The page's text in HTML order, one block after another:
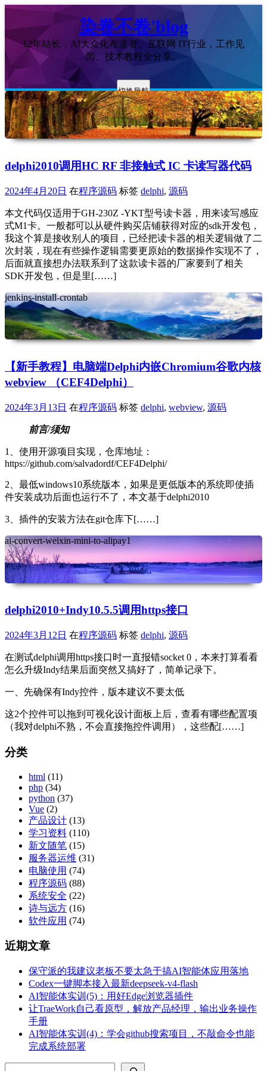
染卷不卷'blog
12年站长，AI大众化布道者。互联网 IT行业，工作见
闻、技术教程全分享。
切换导航
raid-disk
delphi2010调用HC RF 非接触式 IC 卡读写器代码
2024年4月20日 在程序源码 标签 delphi, 源码
本文代码仅适用于GH-230Z -YKT型号读卡器，用来读写感应
式M1卡。一般都可以从硬件购买店铺获得对应的sdk开发包，
我这个算是接收别人的项目，已经把读卡器的相关逻辑做了二
次封装，现在有些操作逻辑需要更原始的数据操作实现不了，
后面就直接想办法联系到了这款读卡器的厂家要到了相关
SDK开发包，但是里[……]
jenkins-install-crontab
【新手教程】电脑端Delphi内嵌Chromium谷歌内核
webview （CEF4Delphi）
2024年3月13日 在程序源码 标签 delphi, webview, 源码
前言/须知
1、使用开源项目实现，仓库地址：
https://github.com/salvadordf/CEF4Delphi/
2、最低windows10系统版本，如果是更低版本的系统即使插
件安装成功后面也运行不了，本文基于delphi2010
3、插件的安装方法在git仓库下[……]
ai-convert-weixin-mini-to-alipay1
delphi2010+Indy10.5.5调用https接口
2024年3月12日 在程序源码 标签 delphi, 源码
在测试delphi调用https接口时一直报错socket 0，本来打算看看
怎么升级Indy结果后面突然又搞好了，简单记录下。
一、先确保有Indy控件，版本建议不要太低
这2个控件可以拖到可视化设计面板上后，查看有哪些配置项
（我对delphi不熟，不会直接拖控件调用），这些配[……]
分类
html (11)
php (34)
python (37)
Vue (2)
产品设计 (13)
学习资料 (110)
新文随笔 (15)
服务器运维 (31)
电脑使用 (74)
程序源码 (88)
系统安全 (22)
诗与远方 (16)
软件应用 (74)
近期文章
保守派的我建议老板不要太急于搞AI智能体应用落地
Codex一键脚本接入最新deepseek-v4-flash
AI智能体实训(5)：用好Edge浏览器插件
让TraeWork自己看原型，解放产品经理，输出业务操作
手册
AI智能体实训(4)：学会github搜索项目，不敲命令也能
完成系统部署